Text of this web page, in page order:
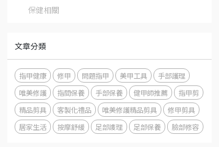
保健相關
文章分類
指甲健康 修甲 問題指甲 美甲工具
手部護理
唯美修護
指間保養 手部保養 健甲師推薦
指甲剪
精品剪具
客製化禮品 唯美修護精品剪具
修甲剪具
居家生活
按摩舒緩 足部謢理 足部保養 臉部修容